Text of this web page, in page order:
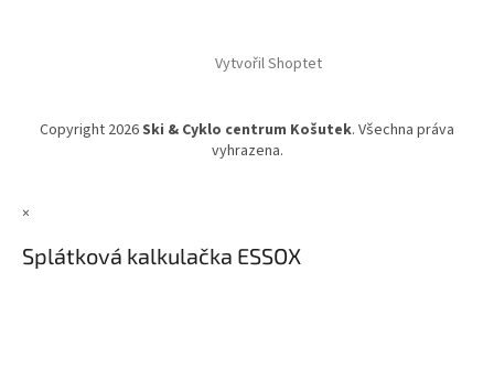
Vytvořil Shoptet
Copyright 2026Ski & Cyklo centrum Košutek. Všechna práva
vyhrazena.
×
Splátková kalkulačka ESSOX